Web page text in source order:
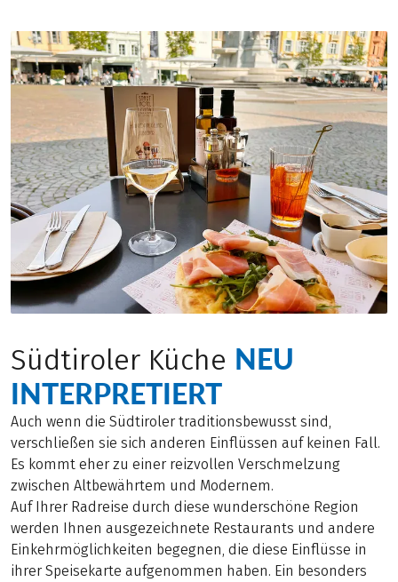
Südtiroler Küche NEU
INTERPRETIERT
Auch wenn die Südtiroler traditionsbewusst sind,
verschließen sie sich anderen Einflüssen auf keinen Fall.
Es kommt eher zu einer reizvollen Verschmelzung
zwischen Altbewährtem und Modernem.
Auf Ihrer Radreise durch diese wunderschöne Region
werden Ihnen ausgezeichnete Restaurants und andere
Einkehrmöglichkeiten begegnen, die diese Einflüsse in
ihrer Speisekarte aufgenommen haben. Ein besonders